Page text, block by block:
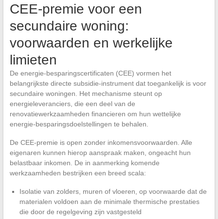
CEE-premie voor een
secundaire woning:
voorwaarden en werkelijke
limieten
De energie-besparingscertificaten (CEE) vormen het
belangrijkste directe subsidie-instrument dat toegankelijk is voor
secundaire woningen. Het mechanisme steunt op
energieleveranciers, die een deel van de
renovatiewerkzaamheden financieren om hun wettelijke
energie-besparingsdoelstellingen te behalen.
De CEE-premie is open zonder inkomensvoorwaarden. Alle
eigenaren kunnen hierop aanspraak maken, ongeacht hun
belastbaar inkomen. De in aanmerking komende
werkzaamheden bestrijken een breed scala:
Isolatie van zolders, muren of vloeren, op voorwaarde dat de
materialen voldoen aan de minimale thermische prestaties
die door de regelgeving zijn vastgesteld